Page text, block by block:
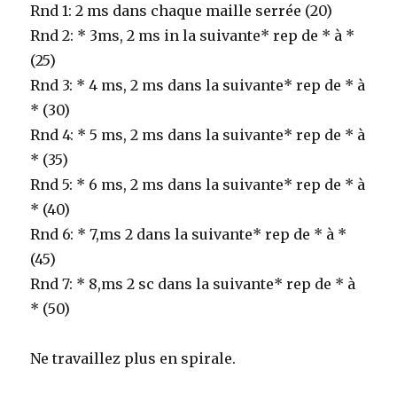
Rnd 1: 2 ms dans chaque maille serrée (20)
Rnd 2: * 3ms, 2 ms in la suivante* rep de * à *
(25)
Rnd 3: * 4 ms, 2 ms dans la suivante* rep de * à
* (30)
Rnd 4: * 5 ms, 2 ms dans la suivante* rep de * à
* (35)
Rnd 5: * 6 ms, 2 ms dans la suivante* rep de * à
* (40)
Rnd 6: * 7,ms 2 dans la suivante* rep de * à *
(45)
Rnd 7: * 8,ms 2 sc dans la suivante* rep de * à
* (50)
Ne travaillez plus en spirale.